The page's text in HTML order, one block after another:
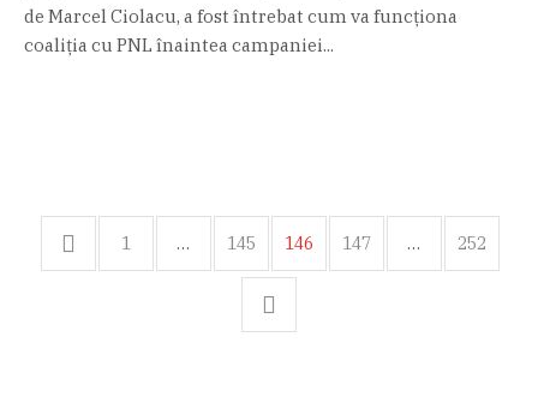
de Marcel Ciolacu, a fost întrebat cum va funcţiona
coaliţia cu PNL înaintea campaniei...
1 … 145 146 147 … 252